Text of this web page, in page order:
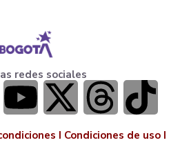
redes sociales
I Condiciones de uso I